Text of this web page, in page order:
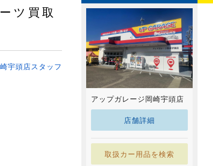
ツ買取
宇頭店スタッフ
アップガレージ岡崎宇頭店
店舗詳細
取扱カー用品を検索